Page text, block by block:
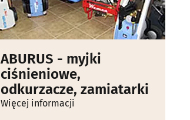
ABURUS - myjki
ciśnieniowe,
odkurzacze, zamiatarki
Więcej informacji